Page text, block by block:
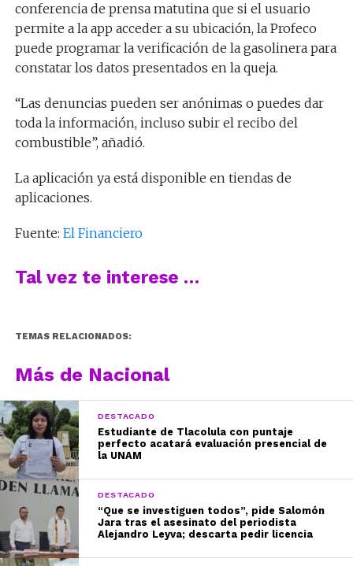
conferencia de prensa matutina que si el usuario
permite a la app acceder a su ubicación, la Profeco
puede programar la verificación de la gasolinera para
constatar los datos presentados en la queja.
“Las denuncias pueden ser anónimas o puedes dar
toda la información, incluso subir el recibo del
combustible”, añadió.
La aplicación ya está disponible en tiendas de
aplicaciones.
Fuente: El Financiero
Tal vez te interese …
TEMAS RELACIONADOS:
Más de Nacional
DESTACADO
Estudiante de Tlacolula con puntaje
perfecto acatará evaluación presencial de
la UNAM
DESTACADO
“Que se investiguen todos”, pide Salomón
Jara tras el asesinato del periodista
Alejandro Leyva; descarta pedir licencia